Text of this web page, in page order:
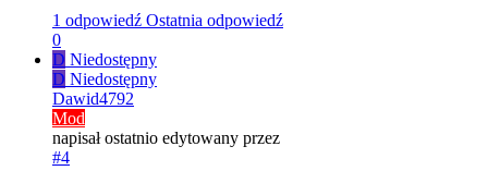
1 odpowiedź Ostatnia odpowiedź
0
D Niedostępny
D Niedostępny
Dawid4792
Mod
napisałostatnio edytowany przez
#4